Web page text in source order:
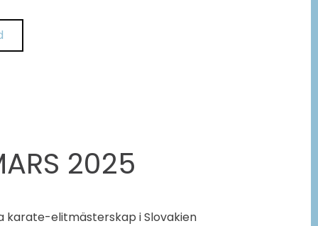
2025
karate-elitmästerskap i Slovakien